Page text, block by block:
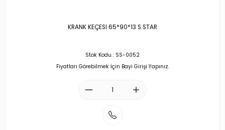
KRANK KEÇESİ 65*90*13 S.STAR
Stok Kodu : SS-0052
Fiyatları Görebilmek İçin Bayi Girişi Yapınız.